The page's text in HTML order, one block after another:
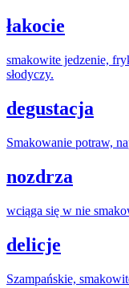
łakocie
smakowite jedzenie,
słodyczy.
degustacja
Smakowanie potraw,
nozdrza
wciąga się w nie
delicje
Szampańskie,